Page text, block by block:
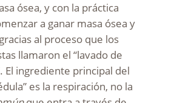
ósea, y con la práctica
a ganar masa ósea y
al proceso que los
llamaron el “lavado de
El ingrediente principal del
es la respiración, no la